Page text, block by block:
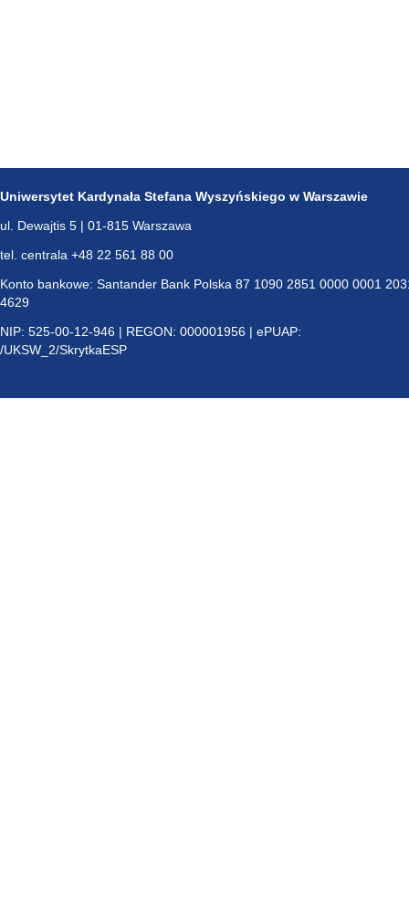
Uniwersytet Kardynała Stefana Wyszyńskiego w Warszawie
ul. Dewajtis 5 | 01-815 Warszawa
tel. centrala +48 22 561 88 00
Konto bankowe: Santander Bank Polska 87 1090 2851 0000 0001
4629
NIP: 525-00-12-946 | REGON: 000001956 | ePUAP:
/UKSW_2/SkrytkaESP